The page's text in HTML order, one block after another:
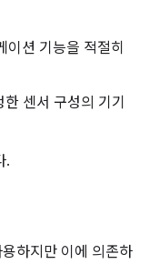
션 기능을 적절히
센서 구성의 기기
.
하지만 이에 의존하